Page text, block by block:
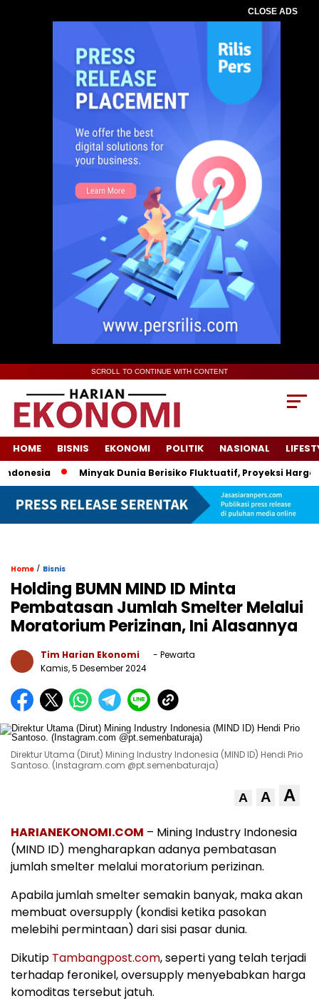
CLOSE ADS
SCROLL TO CONTINUE WITH CONTENT
HOME BISNIS EKONOMI POLITIK NASIONAL
Minyak Dunia Berisiko Fluktuatif, Proyeksi Harga
Home / Bisnis
Holding BUMN MIND ID Minta
Pembatasan Jumlah Smelter Melalui
Moratorium Perizinan, Ini Alasannya
Tim Harian Ekonomi
- Pewarta
Kamis, 5 Desember 2024
Direktur Utama (Dirut) Mining Industry Indonesia (MIND ID) Hendi Prio
Santoso. (Instagram.com @pt.semenbaturaja)
A A A
HARIANEKONOMI.COM – Mining Industry Indonesia
(MIND ID) mengharapkan adanya pembatasan
jumlah smelter melalui moratorium perizinan.
Apabila jumlah smelter semakin banyak, maka akan
membuat oversupply (kondisi ketika pasokan
melebihi permintaan) dari sisi pasar dunia.
Dikutip Tambangpost.com, seperti yang telah terjadi
terhadap feronikel, oversupply menyebabkan harga
komoditas tersebut jatuh.